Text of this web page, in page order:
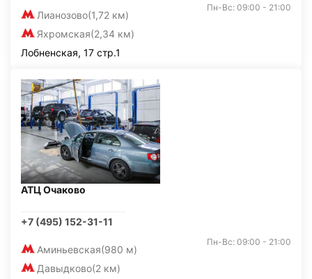
Лианозово(1,72 км)
Яхромская(2,34 км)
Пн-Вс: 09:00 - 21:00
Лобненская, 17 стр.1
АТЦ Очаково
+7 (495) 152-31-11
Аминьевская(980 м)
Давыдково(2 км)
Пн-Вс: 09:00 - 21:00